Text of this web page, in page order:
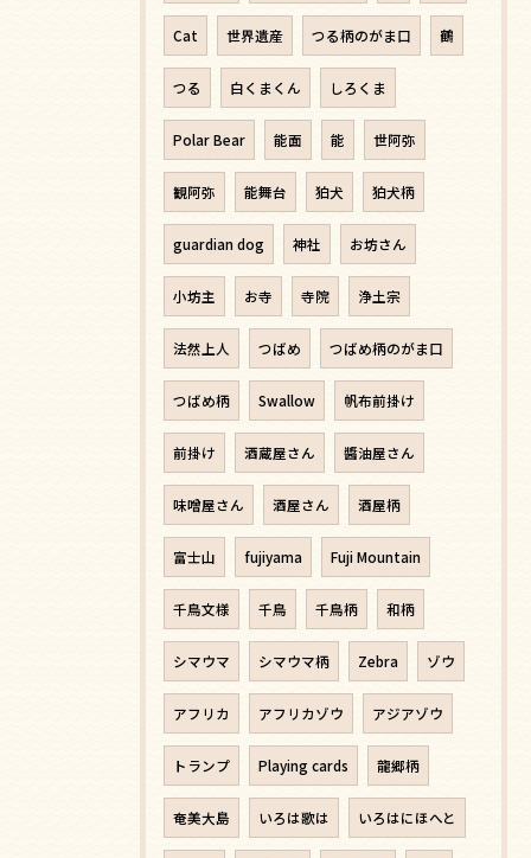
Cat 世界遺産 つる柄のがま口 鶴
つる 白くまくん しろくま
Polar Bear 能面 能 世阿弥
観阿弥 能舞台 狛犬 狛犬柄
guardian dog 神社 お坊さん
小坊主 お寺 寺院 浄土宗
法然上人 つばめ つばめ柄のがま口
つばめ柄 Swallow 帆布前掛け
前掛け 酒蔵屋さん 醬油屋さん
味噌屋さん 酒屋さん 酒屋柄
富士山 fujiyama Fuji Mountain
千鳥文様 千鳥 千鳥柄 和柄
シマウマ シマウマ柄 Zebra ゾウ
アフリカ アフリカゾウ アジアゾウ
トランプ Playing cards 龍郷柄
奄美大島 いろは歌は いろはにほへと